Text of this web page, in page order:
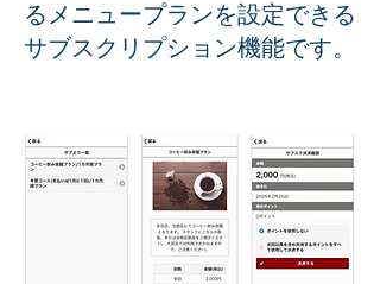
るメニュープランを設定できる
サブスクリプション機能です。